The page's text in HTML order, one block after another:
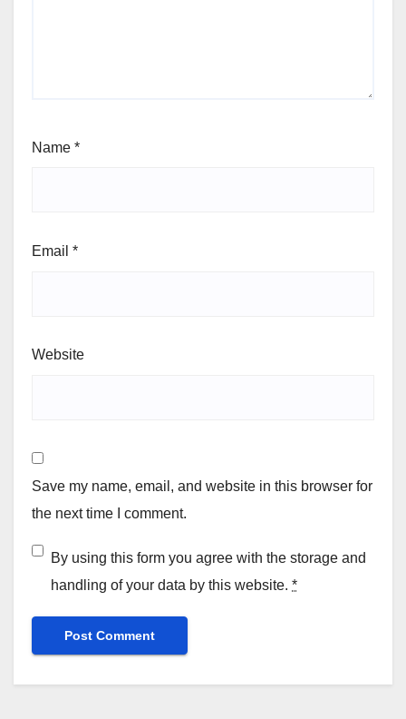
Name *
Email *
Website
Save my name, email, and website in this browser for
the next time I comment.
By using this form you agree with the storage and
handling of your data by this website. *